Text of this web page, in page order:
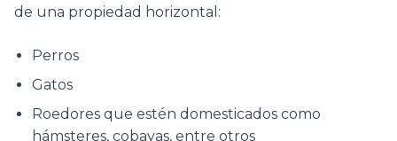
de una propiedad horizontal:
Perros
Gatos
Roedores que estén domesticados como
hámsteres, cobayas, entre otros